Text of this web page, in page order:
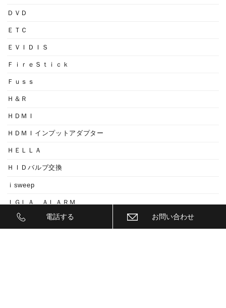
ＤＶＤ
ＥＴＣ
ＥＶＩＤＩＳ
ＦｉｒｅＳｔｉｃｋ
Ｆｕｓｓ
Ｈ＆Ｒ
ＨＤＭＩ
ＨＤＭＩインプットアダプター
ＨＥＬＬＡ
ＨＩＤバルブ交換
ｉsweep
ＩＧＬＡ ＡＬＡＲＭ
ＩＧＬＡ ＡＲＡＲＭ
電話する お問い合わせ